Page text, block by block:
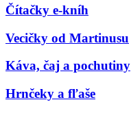
Čítačky e-kníh
Vecičky od Martinusu
Káva, čaj a pochutiny
Hrnčeky a fľaše